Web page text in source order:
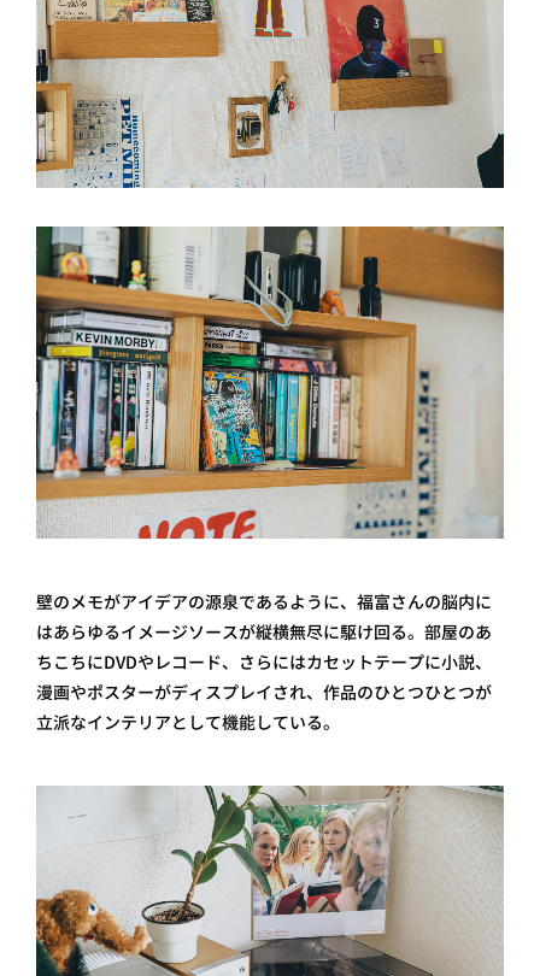
壁のメモがアイデアの源泉であるように、福富さんの脳内に
はあらゆるイメージソースが縦横無尽に駆け回る。部屋のあ
ちこちにDVDやレコード、さらにはカセットテープに小説、
漫画やポスターがディスプレイされ、作品のひとつひとつが
立派なインテリアとして機能している。